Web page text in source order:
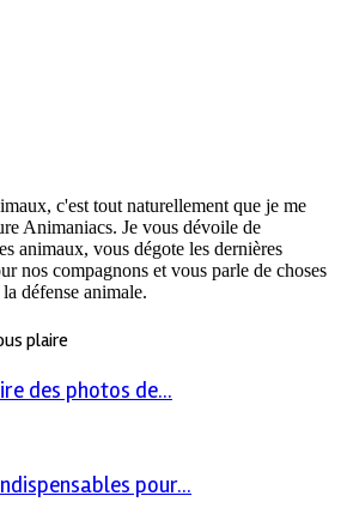
c'est tout naturellement que je me
Animaniacs. Je vous dévoile de
animaux, vous dégote les dernières
nos compagnons et vous parle de choses
défense animale.
plaire
des photos de...
pour...